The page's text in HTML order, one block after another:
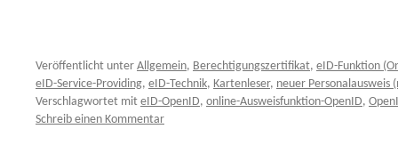
Veröffentlicht unter Allgemein, Berechtigungszertifikat, eID-Funktion
eID-Service-Providing, eID-Technik, Kartenleser, neuer Personalausweis
Verschlagwortet mit eID-OpenID, online-Ausweisfunktion-OpenID,
Schreib einen Kommentar